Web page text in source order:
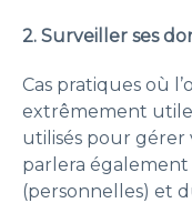
2. Surveiller ses
Cas pratiques où
extrêmement
utilisés pour gérer
parlera
(personnelles) et